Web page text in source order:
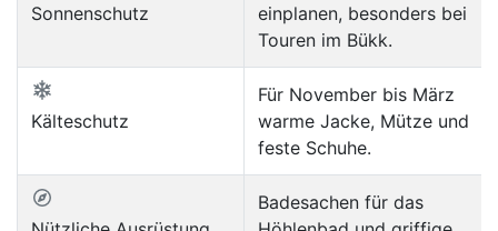
Sonnenschutz
einplanen, besonders bei
Touren im Bükk.
Kälteschutz
Für November bis März
warme Jacke, Mütze und
feste Schuhe.
Badesachen für das